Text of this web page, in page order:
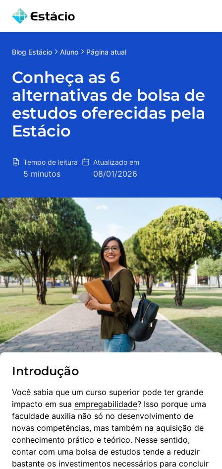
Blog Estácio Aluno Página atual
Conheça as 6
alternativas de bolsa de
estudos oferecidas pela
Estácio
Tempo de leitura
5 minutos
Atualizado em
08/01/2026
Introdução
Você sabia que um curso superior pode ter grande
impacto em sua empregabilidade? Isso porque uma
faculdade auxilia não só no desenvolvimento de
novas competências, mas também na aquisição de
conhecimento prático e teórico. Nesse sentido,
contar com uma bolsa de estudos tende a reduzir
bastante os investimentos necessários para concluir